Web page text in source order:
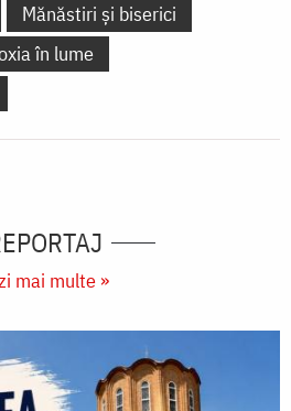
Mănăstiri și biserici
în lume
mai multe »